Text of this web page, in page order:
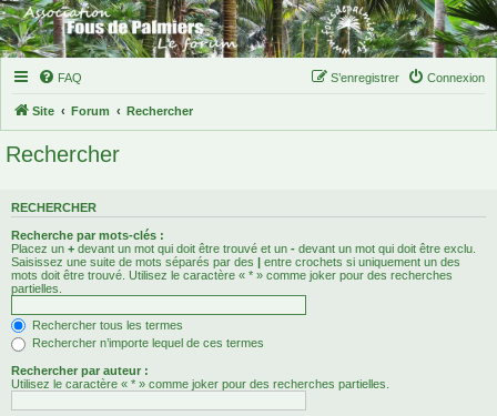
FAQ Connexion
S’enregistrer
Site Forum Rechercher
Rechercher
RECHERCHER
Recherche par mots-clés :
Placez un + devant un mot qui doit être trouvé et un - devant un mot qui doit être exclu.
Saisissez une suite de mots séparés par des | entre crochets si uniquement un des
mots doit être trouvé. Utilisez le caractère « * » comme joker pour des recherches
partielles.
Rechercher tous les termes
Rechercher n’importe lequel de ces termes
Rechercher par auteur :
Utilisez le caractère « * » comme joker pour des recherches partielles.